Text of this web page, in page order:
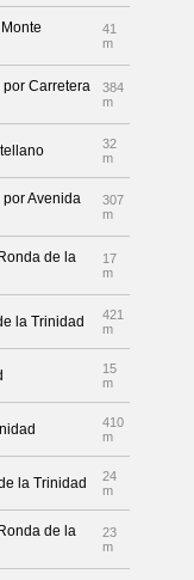
41
m
Carretera
384
m
32
m
Avenida
307
m
de la
17
m
la Trinidad
421
m
15
m
410
m
la Trinidad
24
m
de la
23
m